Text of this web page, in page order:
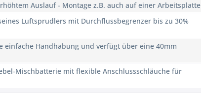
Auslauf - Montage z.B. auch auf einer Arbeitsplatte
Luftsprudlers mit Durchflussbegrenzer bis zu 30%
einfache Handhabung und verfügt über eine 40mm
Mischbatterie mit flexible Anschlussschläuche für